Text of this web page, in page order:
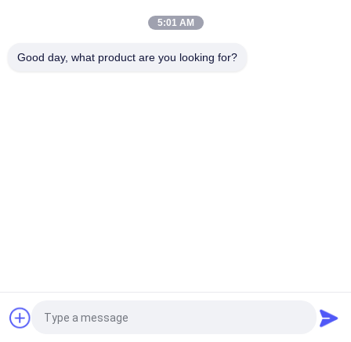
Shanghai Shenghua câble d'alimentation électrique FRC 4
noyau câble résistant à la chaleur 1,5 mm - 800 mm
Demandez un devis
5:01 AM
Good day, what product are you looking for?